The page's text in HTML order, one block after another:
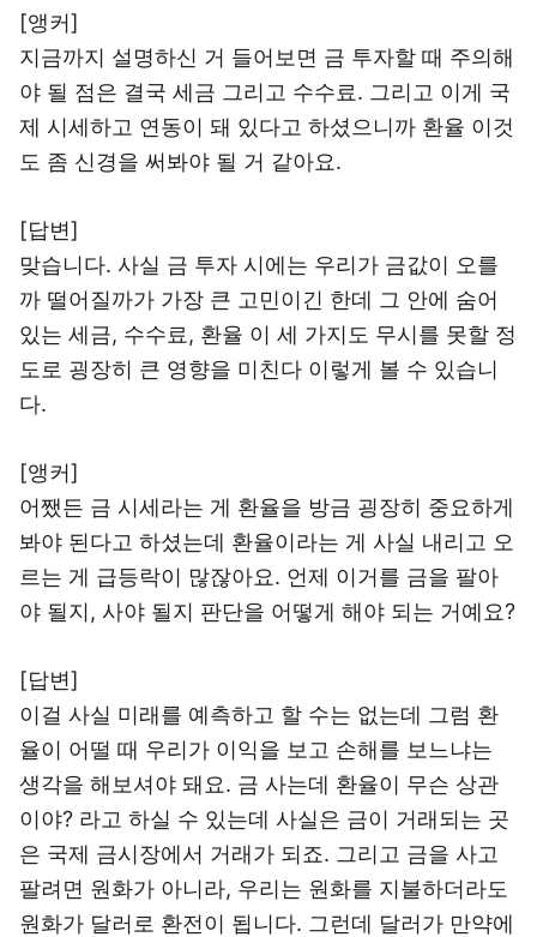
[앵커]
지금까지 설명하신 거 들어보면 금 투자할 때 주의해
야 될 점은 결국 세금 그리고 수수료. 그리고 이게 국
제 시세하고 연동이 돼 있다고 하셨으니까 환율 이것
도 좀 신경을 써봐야 될 거 같아요.
[답변]
맞습니다. 사실 금 투자 시에는 우리가 금값이 오를
까 떨어질까가 가장 큰 고민이긴 한데 그 안에 숨어
있는 세금, 수수료, 환율 이 세 가지도 무시를 못할 정
도로 굉장히 큰 영향을 미친다 이렇게 볼 수 있습니
다.
[앵커]
어쨌든 금 시세라는 게 환율을 방금 굉장히 중요하게
봐야 된다고 하셨는데 환율이라는 게 사실 내리고 오
르는 게 급등락이 많잖아요. 언제 이거를 금을 팔아
야 될지, 사야 될지 판단을 어떻게 해야 되는 거예요?
[답변]
이걸 사실 미래를 예측하고 할 수는 없는데 그럼 환
율이 어떨 때 우리가 이익을 보고 손해를 보느냐는
생각을 해보셔야 돼요. 금 사는데 환율이 무슨 상관
이야? 라고 하실 수 있는데 사실은 금이 거래되는 곳
은 국제 금시장에서 거래가 되죠. 그리고 금을 사고
팔려면 원화가 아니라, 우리는 원화를 지불하더라도
원화가 달러로 환전이 됩니다. 그런데 달러가 만약에